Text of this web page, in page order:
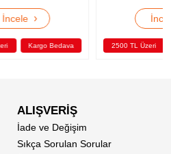
2500 TL Üzeri Kargo Bedava
ALIŞVERİŞ
İade ve Değişim
Sıkça Sorulan Sorular